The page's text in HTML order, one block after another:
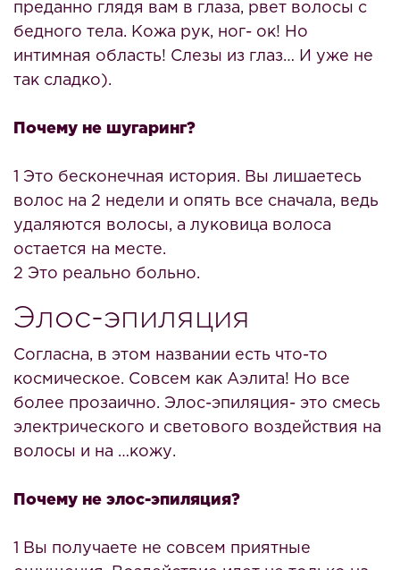
преданно глядя вам в глаза, рвет волосы с
бедного тела. Кожа рук, ног- ок! Но
интимная область! Слезы из глаз… И уже не
так сладко).
Почему не шугаринг?
1 Это бесконечная история. Вы лишаетесь
волос на 2 недели и опять все сначала, ведь
удаляются волосы, а луковица волоса
остается на месте.
2 Это реально больно.
Элос-эпиляция
Согласна, в этом названии есть что-то
космическое. Совсем как Аэлита! Но все
более прозаично. Элос-эпиляция- это смесь
электрического и светового воздействия на
волосы и на …кожу.
Почему не элос-эпиляция?
1 Вы получаете не совсем приятные